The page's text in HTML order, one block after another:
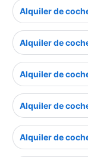
Alquiler de
Alquiler de
Alquiler de
Alquiler de
Alquiler de